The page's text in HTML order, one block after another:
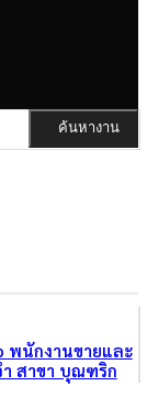
ค้นหางาน
พนักงานขายและ
ำ สาขา บุณฑริก